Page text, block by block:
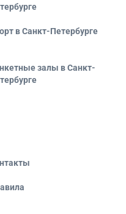
в Санкт-Петербурге
залы в Санкт-